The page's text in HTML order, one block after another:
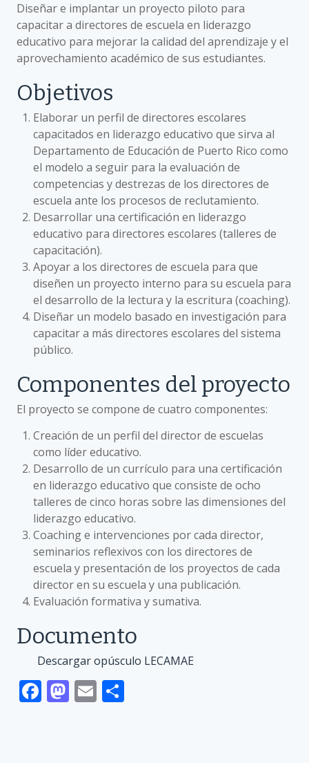
Diseñar e implantar un proyecto piloto para
capacitar a directores de escuela en liderazgo
educativo para mejorar la calidad del aprendizaje y el
aprovechamiento académico de sus estudiantes.
Objetivos
Elaborar un perfil de directores escolares
capacitados en liderazgo educativo que sirva al
Departamento de Educación de Puerto Rico como
el modelo a seguir para la evaluación de
competencias y destrezas de los directores de
escuela ante los procesos de reclutamiento.
Desarrollar una certificación en liderazgo
educativo para directores escolares (talleres de
capacitación).
Apoyar a los directores de escuela para que
diseñen un proyecto interno para su escuela para
el desarrollo de la lectura y la escritura (coaching).
Diseñar un modelo basado en investigación para
capacitar a más directores escolares del sistema
público.
Componentes del proyecto
El proyecto se compone de cuatro componentes:
Creación de un perfil del director de escuelas
como líder educativo.
Desarrollo de un currículo para una certificación
en liderazgo educativo que consiste de ocho
talleres de cinco horas sobre las dimensiones del
liderazgo educativo.
Coaching e intervenciones por cada director,
seminarios reflexivos con los directores de
escuela y presentación de los proyectos de cada
director en su escuela y una publicación.
Evaluación formativa y sumativa.
Documento
Descargar opúsculo LECAMAE
F M E